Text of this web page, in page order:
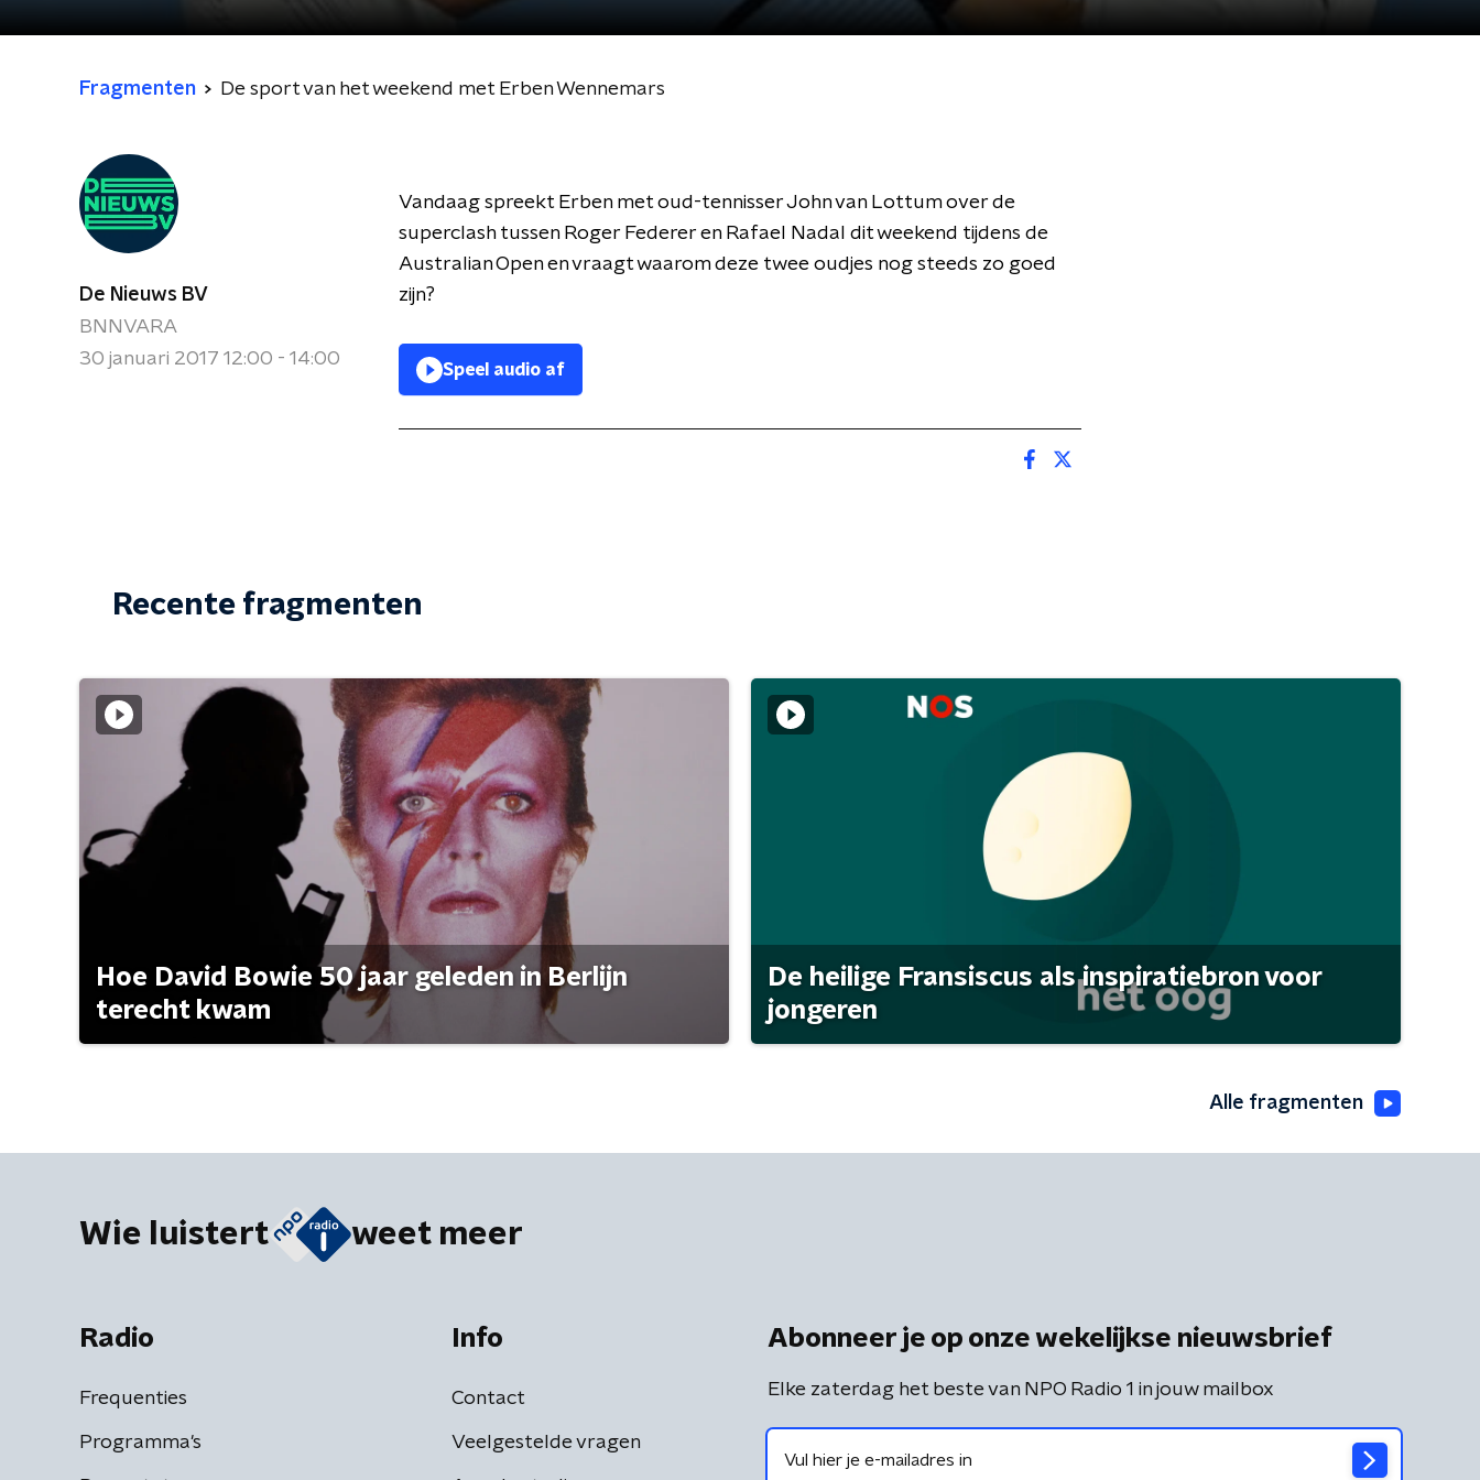
Fragmenten De sport van het weekend met Erben Wennemars
De Nieuws BV
BNNVARA
30 januari 2017 12:00 - 14:00
Vandaag spreekt Erben met oud-tennisser John van Lottum over de
superclash tussen Roger Federer en Rafael Nadal dit weekend tijdens de
Australian Open en vraagt waarom deze twee oudjes nog steeds zo goed
zijn?
Speel audio af
Recente fragmenten
Hoe David Bowie 50 jaar geleden in Berlijn
terecht kwam
De heilige Fransiscus als inspiratiebron voor
jongeren
Alle fragmenten
Wie luistert weet meer
Radio
Frequenties
Programma's
Info
Contact
Veelgestelde vragen
Abonneer je op onze wekelijkse nieuwsbrief
Elke zaterdag het beste van NPO Radio 1 in jouw mailbox